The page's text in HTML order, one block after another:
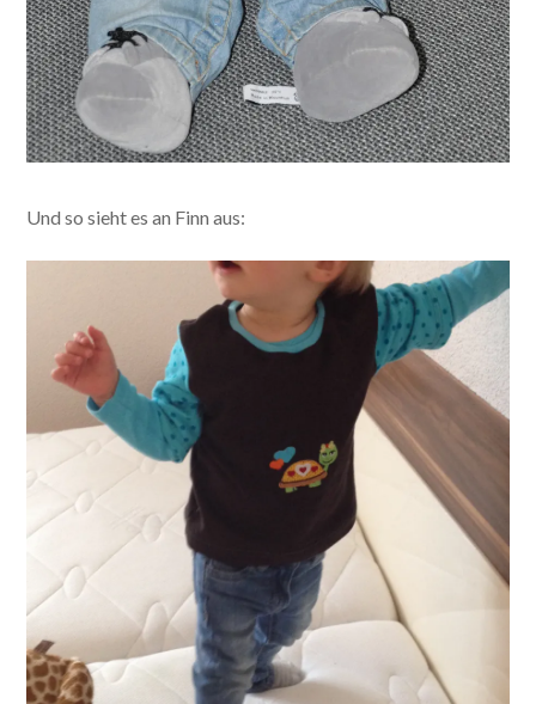
Und so sieht es an Finn aus: